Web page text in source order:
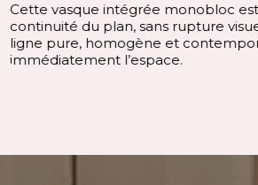
Cette vasque intégrée monobloc
continuité du plan, sans rupture
ligne pure, homogène et
immédiatement l’espace.